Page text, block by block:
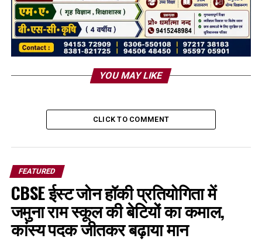
YOU MAY LIKE
CLICK TO COMMENT
FEATURED
CBSE ईस्ट जोन हॉकी प्रतियोगिता में
जमुना राम स्कूल की बेटियों का कमाल,
कांस्य पदक जीतकर बढ़ाया मान